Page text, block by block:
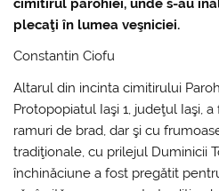
cimitirul parohiei, unde s-au
plecaţi în lumea veşniciei.
Constantin Ciofu
Altarul din incinta cimitirului
Protopopiatul Iaşi 1, judeţul Iaşi,
ramuri de brad, dar şi cu
tradiţionale, cu prilejul Duminicii
închinăciune a fost pregătit